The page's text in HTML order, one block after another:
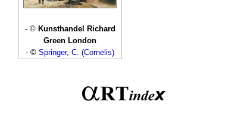
- © Kunsthandel Richard
Green London
- © Springer, C. (Cornelis)